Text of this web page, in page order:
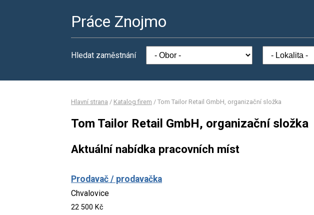
Práce Znojmo
Hledat zaměstnání
Hlavní strana / Katalog firem / Tom Tailor Retail GmbH, organizační složka
Tom Tailor Retail GmbH, organizační složka
Aktuální nabídka pracovních míst
Prodavač / prodavačka
Chvalovice
22 500 Kč